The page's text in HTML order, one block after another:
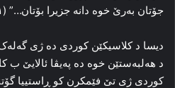
جۆتان به‌رێ خوه‌ دانه‌ جزیرا بۆتان…” (۱
دیسا د کلاسیکێن کوردی ده‌ ژی
د هه‌لبه‌ستێن خوه‌ ده‌ په‌یڤا ئالایێ ب
کوردی ژی تێ فێمکرن کو ڕاستییا